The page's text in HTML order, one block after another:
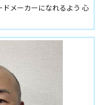
メーカーになれるよう 心